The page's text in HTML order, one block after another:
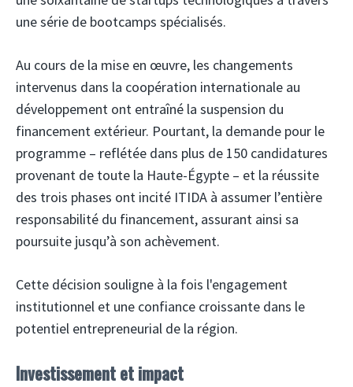
une série de bootcamps spécialisés.
Au cours de la mise en œuvre, les changements
intervenus dans la coopération internationale au
développement ont entraîné la suspension du
financement extérieur. Pourtant, la demande pour le
programme – reflétée dans plus de 150 candidatures
provenant de toute la Haute-Égypte – et la réussite
des trois phases ont incité ITIDA à assumer l’entière
responsabilité du financement, assurant ainsi sa
poursuite jusqu’à son achèvement.
Cette décision souligne à la fois l'engagement
institutionnel et une confiance croissante dans le
potentiel entrepreneurial de la région.
Investissement et impact